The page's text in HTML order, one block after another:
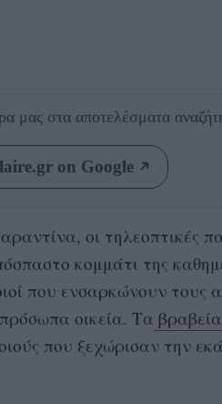
μας στα αποτελέσματα
on Google
οι τηλεοπτικές
κομμάτι της
που ενσαρκώνουν τους
οικεία. Τα βραβεία
που ξεχώρισαν την